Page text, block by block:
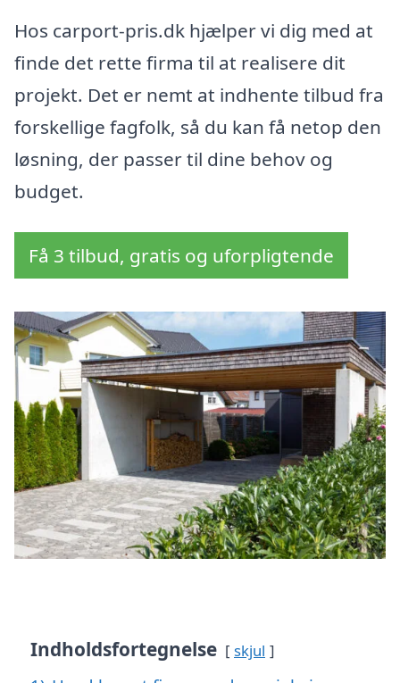
Hos carport-pris.dk hjælper vi dig med at
finde det rette firma til at realisere dit
projekt. Det er nemt at indhente tilbud fra
forskellige fagfolk, så du kan få netop den
løsning, der passer til dine behov og
budget.
Få 3 tilbud, gratis og uforpligtende
Indholdsfortegnelse skjul